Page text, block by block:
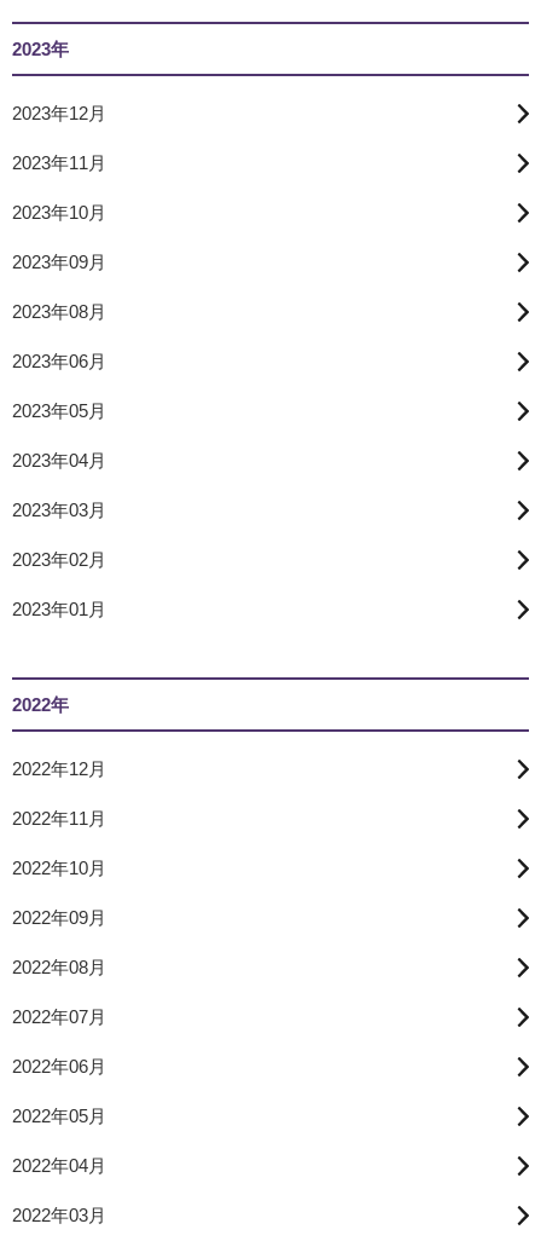
2023年
2023年12月
2023年11月
2023年10月
2023年09月
2023年08月
2023年06月
2023年05月
2023年04月
2023年03月
2023年02月
2023年01月
2022年
2022年12月
2022年11月
2022年10月
2022年09月
2022年08月
2022年07月
2022年06月
2022年05月
2022年04月
2022年03月